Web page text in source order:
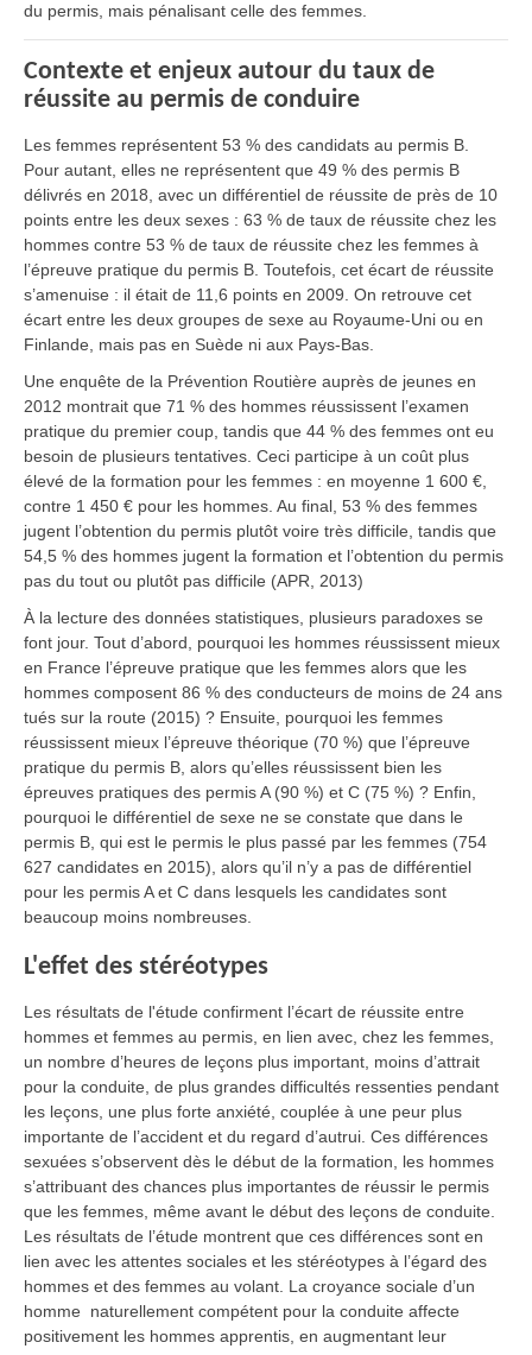
du permis, mais pénalisant celle des femmes.
Contexte et enjeux autour du taux de
réussite au permis de conduire
Les femmes représentent 53 % des candidats au permis B.
Pour autant, elles ne représentent que 49 % des permis B
délivrés en 2018, avec un différentiel de réussite de près de 10
points entre les deux sexes : 63 % de taux de réussite chez les
hommes contre 53 % de taux de réussite chez les femmes à
l’épreuve pratique du permis B. Toutefois, cet écart de réussite
s’amenuise : il était de 11,6 points en 2009. On retrouve cet
écart entre les deux groupes de sexe au Royaume-Uni ou en
Finlande, mais pas en Suède ni aux Pays-Bas.
Une enquête de la Prévention Routière auprès de jeunes en
2012 montrait que 71 % des hommes réussissent l’examen
pratique du premier coup, tandis que 44 % des femmes ont eu
besoin de plusieurs tentatives. Ceci participe à un coût plus
élevé de la formation pour les femmes : en moyenne 1 600 €,
contre 1 450 € pour les hommes. Au final, 53 % des femmes
jugent l’obtention du permis plutôt voire très difficile, tandis que
54,5 % des hommes jugent la formation et l’obtention du permis
pas du tout ou plutôt pas difficile (APR, 2013)
À la lecture des données statistiques, plusieurs paradoxes se
font jour. Tout d’abord, pourquoi les hommes réussissent mieux
en France l’épreuve pratique que les femmes alors que les
hommes composent 86 % des conducteurs de moins de 24 ans
tués sur la route (2015) ? Ensuite, pourquoi les femmes
réussissent mieux l’épreuve théorique (70 %) que l’épreuve
pratique du permis B, alors qu’elles réussissent bien les
épreuves pratiques des permis A (90 %) et C (75 %) ? Enfin,
pourquoi le différentiel de sexe ne se constate que dans le
permis B, qui est le permis le plus passé par les femmes (754
627 candidates en 2015), alors qu’il n’y a pas de différentiel
pour les permis A et C dans lesquels les candidates sont
beaucoup moins nombreuses.
L'effet des stéréotypes
Les résultats de l'étude confirment l’écart de réussite entre
hommes et femmes au permis, en lien avec, chez les femmes,
un nombre d’heures de leçons plus important, moins d’attrait
pour la conduite, de plus grandes difficultés ressenties pendant
les leçons, une plus forte anxiété, couplée à une peur plus
importante de l’accident et du regard d’autrui. Ces différences
sexuées s’observent dès le début de la formation, les hommes
s’attribuant des chances plus importantes de réussir le permis
que les femmes, même avant le début des leçons de conduite.
Les résultats de l’étude montrent que ces différences sont en
lien avec les attentes sociales et les stéréotypes à l’égard des
hommes et des femmes au volant. La croyance sociale d’un
homme naturellement compétent pour la conduite affecte
positivement les hommes apprentis, en augmentant leur